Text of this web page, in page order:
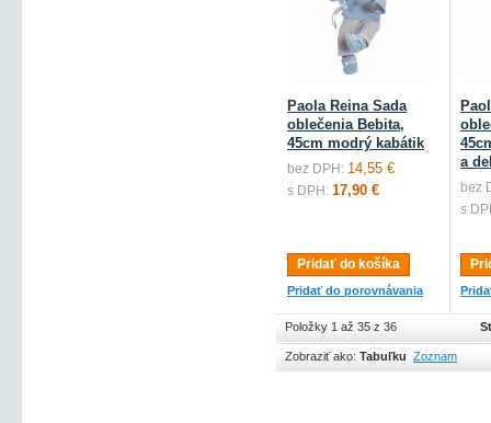
Paola Reina Sada
oblečenia Bebita,
45cm modrý kabátik
bez DPH: 14,55 €
s DPH: 17,90 €
Pridať do košíka
Pridať do porovnávania
a
bez
s
Položky 1 až 35 z 36
Zobraziť ako: Tabuľku Zoznam